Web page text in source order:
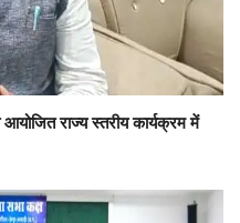
राज्य स्तरीय कार्यक्रम में